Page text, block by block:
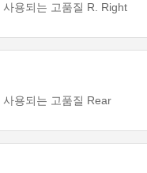
용되는 고품질 R. Right
용되는 고품질 Rear